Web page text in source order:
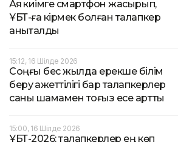
Аяқ киімге смартфон жасырып,
ҰБТ-ға кірмек болған талапкер
анықталды
15:12, 16 Шілде 2026
Соңғы бес жылда ерекше білім
беру қажеттілігі бар талапкерлер
саны шамамен тоғыз есе артты
15:00, 16 Шілде 2026
ҰБТ-2026: талапкерлер ең көп